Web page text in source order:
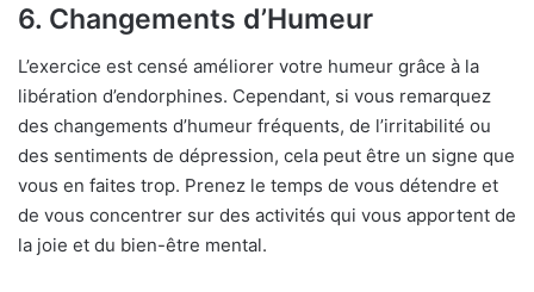
6. Changements d’Humeur
L’exercice est censé améliorer votre humeur grâce à la
libération d’endorphines. Cependant, si vous remarquez
des changements d’humeur fréquents, de l’irritabilité ou
des sentiments de dépression, cela peut être un signe que
vous en faites trop. Prenez le temps de vous détendre et
de vous concentrer sur des activités qui vous apportent de
la joie et du bien-être mental.